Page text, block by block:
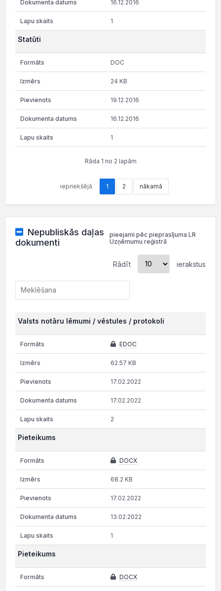
16.12.2016
1
Statūti
DOC
24 KB
19.12.2016
16.12.2016
1
Rāda 1 no 2 lapām
iepriekšējā 1 2 nākamā
Nepubliskās daļas
dokumenti
pieejami pēc pieprasījuma LR
Uzņēmumu reģistrā
Rādīt ierakstus
Valsts notāru lēmumi / vēstules / protokoli
EDOC
62.57 KB
17.02.2022
17.02.2022
2
Pieteikums
DOCX
68.2 KB
17.02.2022
13.02.2022
1
Pieteikums
DOCX